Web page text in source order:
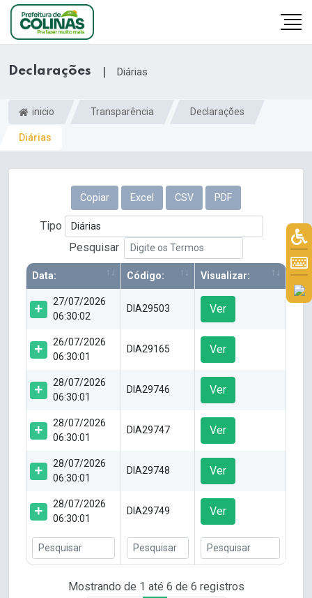
Declarações | Diárias
inicio Transparência Declarações
Diárias
Copiar Excel CSV PDF
Tipo
Pesquisar
Data: Código: Visualizar:
27/07/2026
06:30:02
DIA29503 Ver
26/07/2026
06:30:01
DIA29165 Ver
28/07/2026
06:30:01
DIA29746 Ver
28/07/2026
06:30:01
DIA29747 Ver
28/07/2026
06:30:01
DIA29748 Ver
28/07/2026
06:30:01
DIA29749 Ver
Mostrando de 1 até 6 de 6 registros